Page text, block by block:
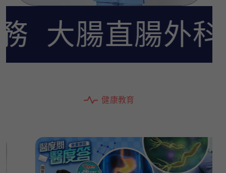
腸直腸外科服務
健康教育